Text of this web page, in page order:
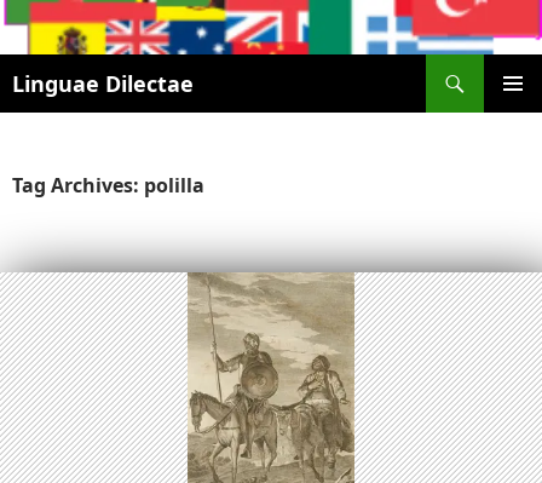
Linguae Dilectae
SKIP
Tag Archives: polilla